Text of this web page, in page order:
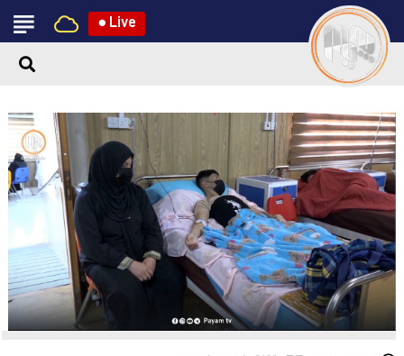
● Live